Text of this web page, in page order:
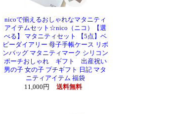
nicoで揃えるおしゃれなマタニティ
アイテムセット☆nico（ニコ）【選
べる】 マタニティセット 【5点】ベ
ビーダイアリー 母子手帳ケース リボ
ンバッグ マタニティマーク シリコン
ポーチおしゃれ ギフト 出産祝い
男の子 女の子 プチギフト 日記 マタ
ニティアイテム 福袋
11,000円
送料無料